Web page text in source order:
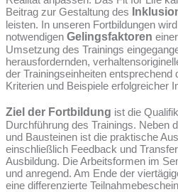
Beitrag zur Gestaltung des
leisten. In unseren Fortbildungen
notwendigen Gelingsfaktoren
Umsetzung des Trainings
herausfordernden,
der Trainingseinheiten entsprechend
Kriterien und Beispiele erfolgreicher
Ziel der Fortbildung ist die
Durchführung des Trainings. Neben
und Bausteinen ist die praktische
einschließlich Feedback und
Ausbildung. Die Arbeitsformen im
und anregend. Am Ende der
eine differenzierte